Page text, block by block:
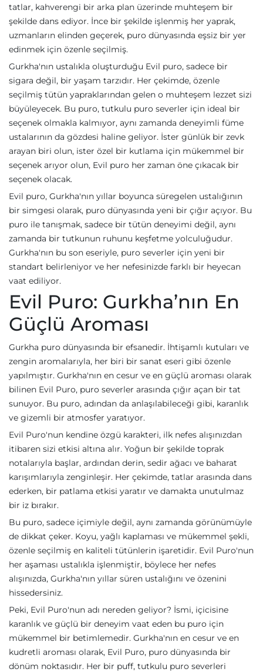
tatlar, kahverengi bir arka plan üzerinde muhteşem bir
şekilde dans ediyor. İnce bir şekilde işlenmiş her yaprak,
uzmanların elinden geçerek, puro dünyasında eşsiz bir yer
edinmek için özenle seçilmiş.
Gurkha'nın ustalıkla oluşturduğu Evil puro, sadece bir
sigara değil, bir yaşam tarzıdır. Her çekimde, özenle
seçilmiş tütün yapraklarından gelen o muhteşem lezzet sizi
büyüleyecek. Bu puro, tutkulu puro severler için ideal bir
seçenek olmakla kalmıyor, aynı zamanda deneyimli füme
ustalarının da gözdesi haline geliyor. İster günlük bir zevk
arayan biri olun, ister özel bir kutlama için mükemmel bir
seçenek arıyor olun, Evil puro her zaman öne çıkacak bir
seçenek olacak.
Evil puro, Gurkha'nın yıllar boyunca süregelen ustalığının
bir simgesi olarak, puro dünyasında yeni bir çığır açıyor. Bu
puro ile tanışmak, sadece bir tütün deneyimi değil, aynı
zamanda bir tutkunun ruhunu keşfetme yolculuğudur.
Gurkha'nın bu son eseriyle, puro severler için yeni bir
standart belirleniyor ve her nefesinizde farklı bir heyecan
vaat ediliyor.
Evil Puro: Gurkha’nın En
Güçlü Aroması
Gurkha puro dünyasında bir efsanedir. İhtişamlı kutuları ve
zengin aromalarıyla, her biri bir sanat eseri gibi özenle
yapılmıştır. Gurkha'nın en cesur ve en güçlü aroması olarak
bilinen Evil Puro, puro severler arasında çığır açan bir tat
sunuyor. Bu puro, adından da anlaşılabileceği gibi, karanlık
ve gizemli bir atmosfer yaratıyor.
Evil Puro'nun kendine özgü karakteri, ilk nefes alışınızdan
itibaren sizi etkisi altına alır. Yoğun bir şekilde toprak
notalarıyla başlar, ardından derin, sedir ağacı ve baharat
karışımlarıyla zenginleşir. Her çekimde, tatlar arasında dans
ederken, bir patlama etkisi yaratır ve damakta unutulmaz
bir iz bırakır.
Bu puro, sadece içimiyle değil, aynı zamanda görünümüyle
de dikkat çeker. Koyu, yağlı kaplaması ve mükemmel şekli,
özenle seçilmiş en kaliteli tütünlerin işaretidir. Evil Puro'nun
her aşaması ustalıkla işlenmiştir, böylece her nefes
alışınızda, Gurkha'nın yıllar süren ustalığını ve özenini
hissedersiniz.
Peki, Evil Puro'nun adı nereden geliyor? İsmi, içicisine
karanlık ve güçlü bir deneyim vaat eden bu puro için
mükemmel bir betimlemedir. Gurkha'nın en cesur ve en
kudretli aroması olarak, Evil Puro, puro dünyasında bir
dönüm noktasıdır. Her bir puff, tutkulu puro severleri